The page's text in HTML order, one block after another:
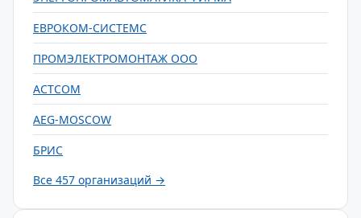
ЕВРОКОМ-СИСТЕМС
ПРОМЭЛЕКТРОМОНТАЖ ООО
ACTCOM
AEG-MOSCOW
БРИС
Все 457 организаций →